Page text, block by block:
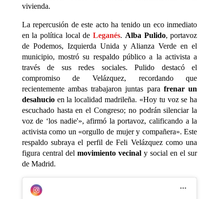
vivienda.
La repercusión de este acto ha tenido un eco inmediato
en la política local deLeganés. Alba Pulido, portavoz
de Podemos, Izquierda Unida y Alianza Verde en el
municipio, mostró su respaldo público a la activista a
través de sus redes sociales. Pulido destacó el
compromiso de Velázquez, recordando que
recientemente ambas trabajaron juntas para frenar un
desahucioen la localidad madrileña. «Hoy tu voz se ha
escuchado hasta en el Congreso; no podrán silenciar la
voz de ‘los nadie'», afirmó la portavoz, calificando a la
activista como un «orgullo de mujer y compañera». Este
respaldo subraya el perfil de Feli Velázquez como una
figura central del movimiento vecinaly social en el sur
de Madrid.